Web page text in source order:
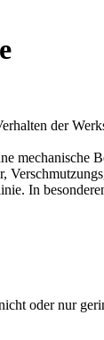
der
mechanische
In
oder nur